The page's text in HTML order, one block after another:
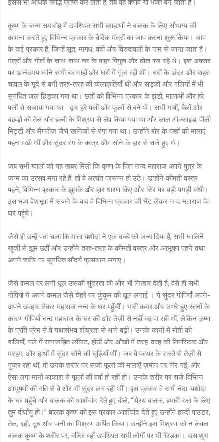
इससे भी अधिक सिद्धि प्राप्त कर लेता है, तब वह वैष्णव या भक्त बन जाता है।
कृष्ण के जन्म समारोह में उपस्थित सभी ब्राह्मणों ने बालक के लिए सौभाग्य की
कामना करते हुए विभिन्न प्रकार के वैदिक मंत्रों का जाप करना शुरू किया। जाप
के कई प्रकार हैं, जिन्हें सूत, मागध, वंदी और विरुदावली के नाम से जाना जाता है।
मंत्रों और गीतों के साथ-साथ घर के बाहर बिगुल और ढोल बज रहे थे। इस अवसर
पर आनंदमय ध्वनि सभी चरागाहों और घरों में गूंज रही थी। घरों के अंदर और बाहर
चावल के गूदे से बनी तरह-तरह की कलाकृतियाँ थीं और सड़कों और गलियों में भी
सुगंधित जल छिड़का गया था। छतों को विभिन्न प्रकार के झंडों, मालाओं और हरे
पत्तों से सजाया गया था। द्वार हरे पत्तों और फूलों से बने थे। सभी गायों, बैलों और
बछड़ों को तेल और हल्दी के मिश्रण से लेप किया गया था और लाल ऑक्साइड, पीली
मिट्टी और मैंगनीज जैसे खनिजों से रंगा गया था। उन्होंने मोर के पंखों की मालाएं
पहन रखी थीं और सुंदर रंग के वस्त्र और सोने के हार से सजे हुए थे।
जब सभी ग्वालों को यह खबर मिली कि कृष्ण के पिता नन्द महाराज अपने पुत्र के
जन्म का उत्सव मना रहे हैं, तो वे अत्यंत प्रसन्न हो उठे। उन्होंने कीमती वस्त्र
पहने, विभिन्न प्रकार के झुमके और हार धारण किए और सिर पर बड़ी पगड़ी बांधी।
इस भव्य वेशभूषा में सजने के बाद वे विभिन्न प्रकार की भेंट लेकर नन्द महाराज के
घर पहुंचे।
जैसे ही उन्हें पता चला कि माता यशोदा ने एक बच्चे को जन्म दिया है, सभी ग्वालिनें
खुशी से झूम उठीं और उन्होंने तरह-तरह के कीमती वस्त्र और आभूषण पहने तथा
अपने शरीर पर सुगंधित सौंदर्य प्रसाधन लगाए।
जैसे कमल पर लगी धूल उसकी सुंदरता को और भी निखार देती है, वैसे ही सभी
गोपियों ने अपने कमल जैसे चेहरे पर कुंकुम की धूल लगाई । ये सुंदर गोपियाँ अपने-
अपने उपहार लेकर महाराज नन्द के घर पहुँचीं। भारी कमर और उभरे हुए स्तनों के
कारण गोपियाँ नन्द महाराज के घर की ओर तेज़ी से नहीं बढ़ पा रही थीं, लेकिन कृष्ण
के प्रति प्रेम से वे यथासंभव शीघ्रता से आगे बढ़ीं। उनके कानों में मोती की
बालियाँ, गले में रत्नजड़ित लॉकेट, होंठों और आँखों में तरह-तरह की लिपस्टिक और
मरहम, और हाथों में सुंदर सोने की चूड़ियाँ थीं। जब वे पत्थर के रास्ते से तेज़ी से
गुज़र रही थीं, तो उनके शरीर पर सजी फूलों की मालाएँ ज़मीन पर गिर गईं, और
ऐसा लगा मानो आकाश से फूलों की वर्षा हो रही हो। उनके शरीर पर सजे विभिन्न
आभूषणों की गति से वे और भी सुंदर लग रही थीं। इस प्रकार वे सभी नंदा-यशोदा
के घर पहुँचे और बालक को आशीर्वाद देते हुए बोले, “प्रिय बालक, हमारी रक्षा के लिए
तुम दीर्घायु हो।” बालक कृष्ण को इस प्रकार आशीर्वाद देते हुए उन्होंने हल्दी पाउडर,
तेल, दही, दूध और पानी का मिश्रण अर्पित किया। उन्होंने इस मिश्रण को न केवल
बालक कृष्ण के शरीर पर, बल्कि वहाँ उपस्थित सभी लोगों पर भी छिड़का। उस शुभ